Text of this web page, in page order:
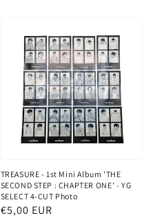
TREASURE - 1st Mini Album 'THE
SECOND STEP : CHAPTER ONE' - YG
SELECT 4-CUT Photo
Normaler
€5,00 EUR